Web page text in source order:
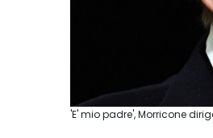
'E' mio padre', Morricone